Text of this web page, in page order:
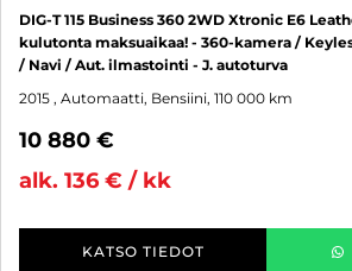
DIG-T 115 Business 360 2WD Xtronic E6
kulutonta maksuaikaa! - 360-kamera /
/ Navi / Aut. ilmastointi - J. autoturva
2015 , Automaatti, Bensiini, 110 000 km
10 880 €
alk. 136 € / kk
KATSO TIEDOT